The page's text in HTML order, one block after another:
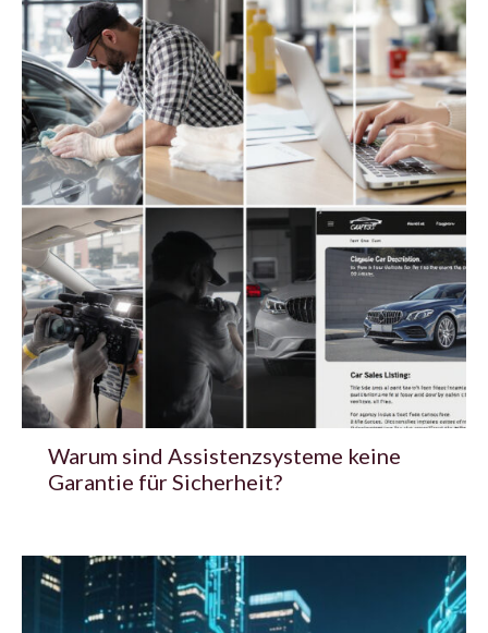
Warum sind Assistenzsysteme keine
Garantie für Sicherheit?